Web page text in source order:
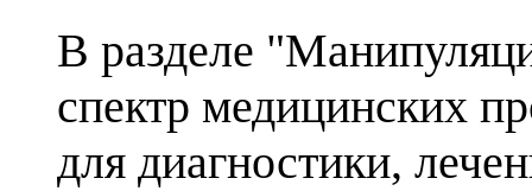
В разделе
спектр медицинских
для диагностики,